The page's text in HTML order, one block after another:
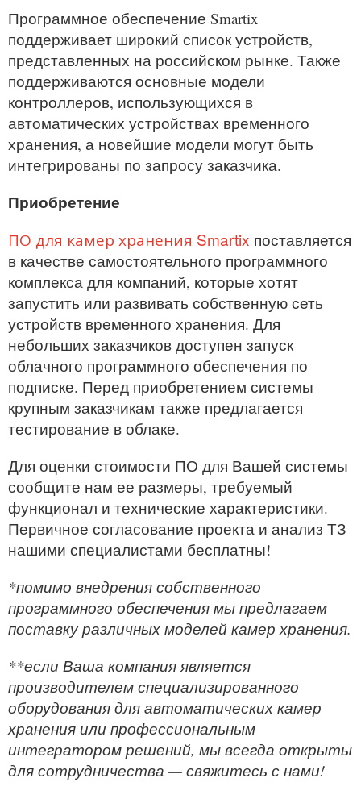
Программное обеспечение Smartix
поддерживает широкий список устройств,
представленных на российском рынке. Также
поддерживаются основные модели
контроллеров, использующихся в
автоматических устройствах временного
хранения, а новейшие модели могут быть
интегрированы по запросу заказчика.
Приобретение
ПО для камер хранения Smartix поставляется
в качестве самостоятельного программного
комплекса для компаний, которые хотят
запустить или развивать собственную сеть
устройств временного хранения. Для
небольших заказчиков доступен запуск
облачного программного обеспечения по
подписке. Перед приобретением системы
крупным заказчикам также предлагается
тестирование в облаке.
Для оценки стоимости ПО для Вашей системы
сообщите нам ее размеры, требуемый
функционал и технические характеристики.
Первичное согласование проекта и анализ ТЗ
нашими специалистами бесплатны!
*помимо внедрения собственного
программного обеспечения мы предлагаем
поставку различных моделей камер хранения.
**если Ваша компания является
производителем специализированного
оборудования для автоматических камер
хранения или профессиональным
интегратором решений, мы всегда открыты
для сотрудничества — свяжитесь с нами!